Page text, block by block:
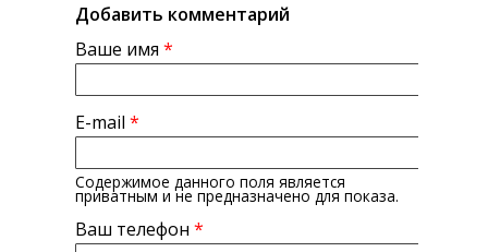
Добавить комментарий
Ваше имя *
E-mail *
Содержимое данного поля является
приватным и не предназначено для показа.
Ваш телефон *